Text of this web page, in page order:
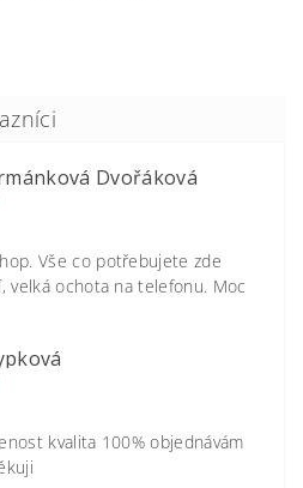
Dvořáková
Vše co potřebujete zde
velká ochota na telefonu. Moc
kvalita 100% objednávám